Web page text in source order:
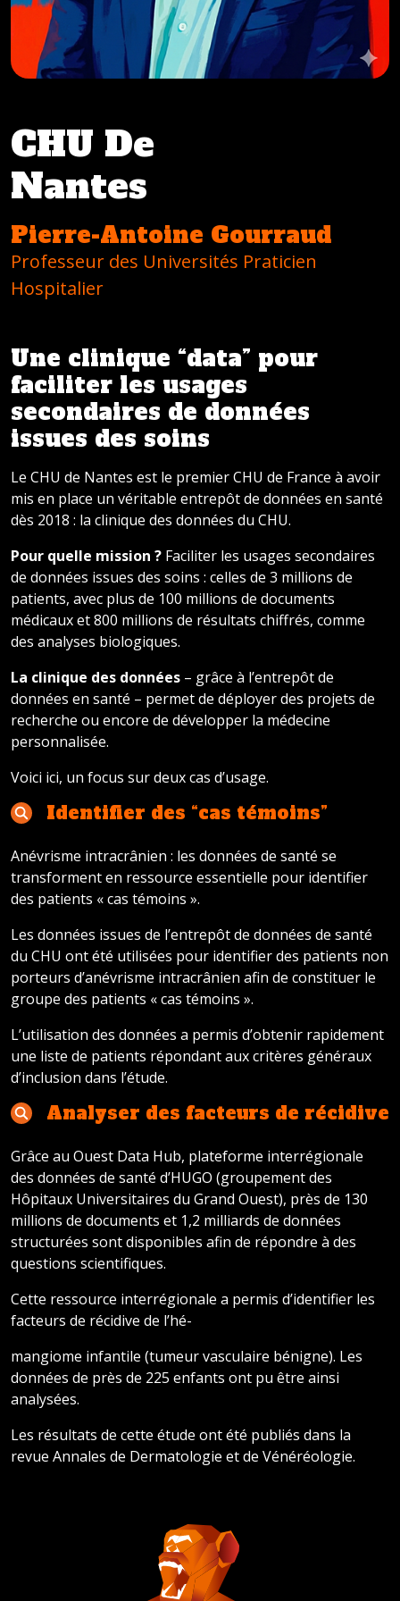
CHU De
Nantes
Pierre-Antoine Gourraud
Professeur des Universités Praticien
Hospitalier
Une clinique “data” pour
faciliter les usages
secondaires de données
issues des soins
Le CHU de Nantes est le premier CHU de France à avoir
mis en place un véritable entrepôt de données en santé
dès 2018 : la clinique des données du CHU.
Pour quelle mission ? Faciliter les usages secondaires
de données issues des soins : celles de 3 millions de
patients, avec plus de 100 millions de documents
médicaux et 800 millions de résultats chiffrés, comme
des analyses biologiques.
La clinique des données – grâce à l’entrepôt de
données en santé – permet de déployer des projets de
recherche ou encore de développer la médecine
personnalisée.
Voici ici, un focus sur deux cas d’usage.
Identifier des “cas témoins”
Anévrisme intracrânien : les données de santé se
transforment en ressource essentielle pour identifier
des patients « cas témoins ».
Les données issues de l’entrepôt de données de santé
du CHU ont été utilisées pour identifier des patients non
porteurs d’anévrisme intracrânien afin de constituer le
groupe des patients « cas témoins ».
L’utilisation des données a permis d’obtenir rapidement
une liste de patients répondant aux critères généraux
d’inclusion dans l’étude.
Analyser des facteurs de récidive
Grâce au Ouest Data Hub, plateforme interrégionale
des données de santé d’HUGO (groupement des
Hôpitaux Universitaires du Grand Ouest), près de 130
millions de documents et 1,2 milliards de données
structurées sont disponibles afin de répondre à des
questions scientifiques.
Cette ressource interrégionale a permis d’identifier les
facteurs de récidive de l’hé-
mangiome infantile (tumeur vasculaire bénigne). Les
données de près de 225 enfants ont pu être ainsi
analysées.
Les résultats de cette étude ont été publiés dans la
revue Annales de Dermatologie et de Vénéréologie.